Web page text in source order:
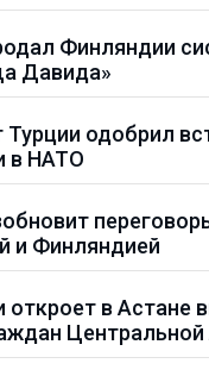
Финляндии
Давида»
одобрил
в НАТО
и Финляндией
откроет в Астане
Центральной